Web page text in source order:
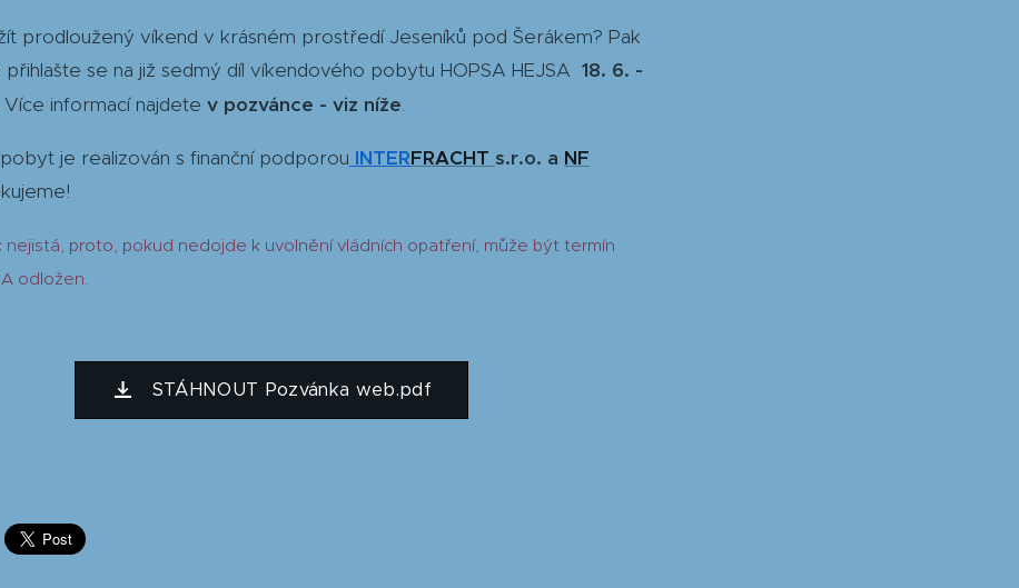
prodloužený víkend v krásném prostředí Jeseníků pod Šerákem? Pak
přihlašte se na již sedmý díl víkendového pobytu HOPSA HEJSA 18. 6. -
Více informací najdete v pozvánce - viz níže.
je realizován s finanční podporou INTERFRACHT s.r.o. a NF
nejistá, proto, pokud nedojde k uvolnění vládních opatření, může být termín
odložen.
STÁHNOUT Pozvánka web.pdf